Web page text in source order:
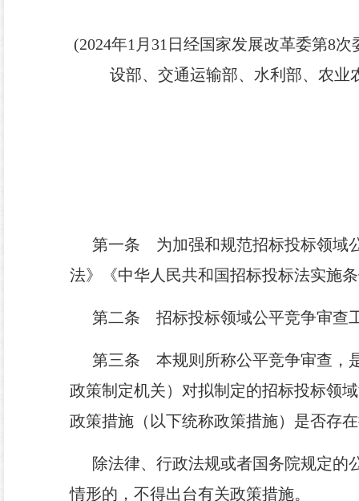
(2024年1月31日经国家发展改革委第8
设部、交通运输部、水利部、农
第一条 为加强和规范招标投标领域
法》《中华人民共和国招标投标法实施
第二条 招标投标领域公平竞争审查
第三条 本规则所称公平竞争审查，
政策制定机关）对拟制定的招标投标领
政策措施（以下统称政策措施）是否存
除法律、行政法规或者国务院规定的
情形的，不得出台有关政策措施。